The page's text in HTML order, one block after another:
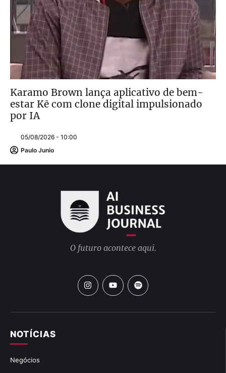
Karamo Brown lança aplicativo de bem-
estar Kē com clone digital impulsionado
por IA
05/08/2026 - 10:00
Paulo Junio
NOTÍCIAS
Negócios
O futuro acontece aqui.